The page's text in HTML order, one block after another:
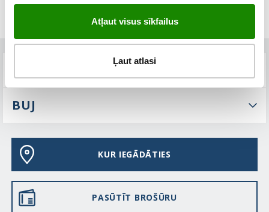
Atļaut visus sīkfailus
Ļaut atlasi
TEHNISKIE PARAMETRI
BUJ
KUR IEGĀDĀTIES
PASŪTĪT BROŠŪRU